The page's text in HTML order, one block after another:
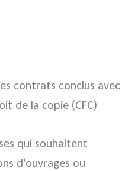
contrats conclus avec
de la copie (CFC)
qui souhaitent
d’ouvrages ou